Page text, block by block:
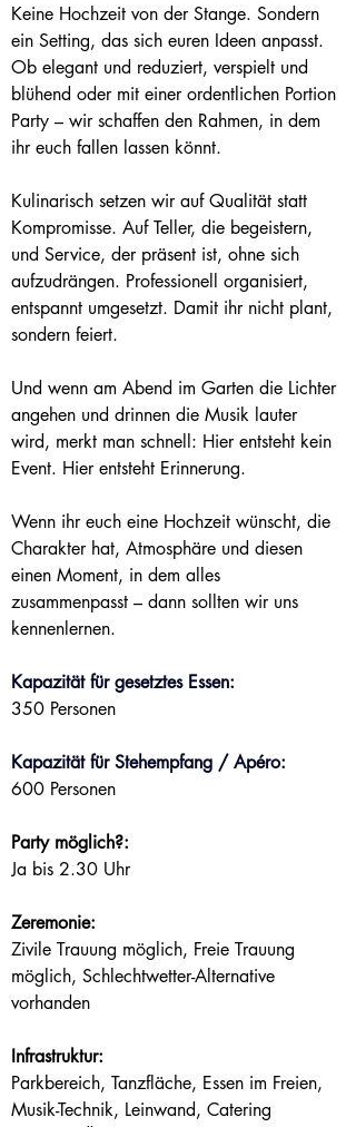
Keine Hochzeit von der Stange. Sondern
ein Setting, das sich euren Ideen anpasst.
Ob elegant und reduziert, verspielt und
blühend oder mit einer ordentlichen Portion
Party – wir schaffen den Rahmen, in dem
ihr euch fallen lassen könnt.
Kulinarisch setzen wir auf Qualität statt
Kompromisse. Auf Teller, die begeistern,
und Service, der präsent ist, ohne sich
aufzudrängen. Professionell organisiert,
entspannt umgesetzt. Damit ihr nicht plant,
sondern feiert.
Und wenn am Abend im Garten die Lichter
angehen und drinnen die Musik lauter
wird, merkt man schnell: Hier entsteht kein
Event. Hier entsteht Erinnerung.
Wenn ihr euch eine Hochzeit wünscht, die
Charakter hat, Atmosphäre und diesen
einen Moment, in dem alles
zusammenpasst – dann sollten wir uns
kennenlernen.
Kapazität für gesetztes Essen:
350 Personen
Kapazität für Stehempfang / Apéro:
600 Personen
Party möglich?:
Ja bis 2.30 Uhr
Zeremonie:
Zivile Trauung möglich, Freie Trauung
möglich, Schlechtwetter-Alternative
vorhanden
Infrastruktur:
Parkbereich, Tanzfläche, Essen im Freien,
Musik-Technik, Leinwand, Catering